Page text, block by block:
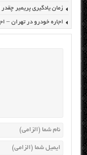
زمان یادگیری پریمیر
اجاره خودرو در تهران –